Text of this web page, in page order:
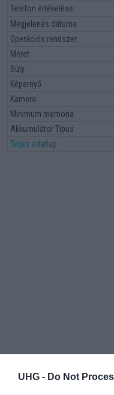
UHG - Do Not
Telefon értékelése:
Megjelenés dátuma
Operációs rendszer
Méret
Súly
Képernyő
Kamera
Minimum memoria
Akkumulátor Típus
Teljes adatlap